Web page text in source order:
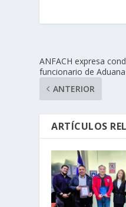
ANFACH expresa
funcionario de
ANTERIOR
ARTÍCULOS